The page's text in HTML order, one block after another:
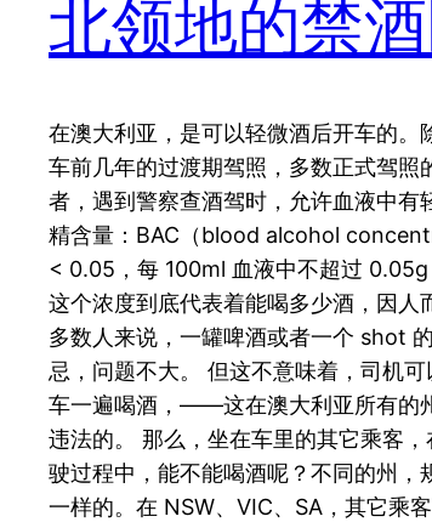
北领地的禁
在澳大利亚，是可以轻微酒后开车的。
车前几年的过渡期驾照，多数正式驾照
者，遇到警察查酒驾时，允许血液中有
精含量：BAC（blood alcohol
< 0.05，每 100ml 血液中不超过 0.05g
这个浓度到底代表着能喝多少酒，因人
多数人来说，一罐啤酒或者一个 shot
忌，问题不大。 但这不意味着，司机
车一遍喝酒，——这在澳大利亚所有的
违法的。 那么，坐在车里的其它乘客
驶过程中，能不能喝酒呢？不同的州，
一样的。在 NSW、VIC、SA，其它乘